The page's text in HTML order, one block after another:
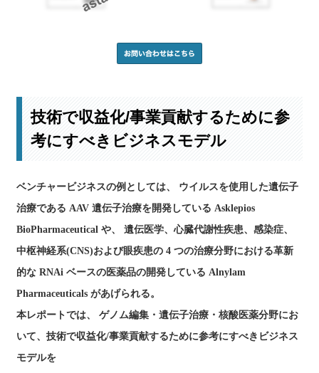
技術で収益化/事業貢献するために参
考にすべきビジネスモデル
ベンチャービジネスの例としては、 ウイルスを使用した遺伝子
治療である AAV 遺伝子治療を開発している Asklepios
BioPharmaceutical や、 遺伝医学、心臓代謝性疾患、感染症、
中枢神経系(CNS)および眼疾患の 4 つの治療分野における革新
的な RNAi ベースの医薬品の開発している Alnylam
Pharmaceuticals があげられる。
本レポートでは、 ゲノム編集・遺伝子治療・核酸医薬分野にお
いて、技術で収益化/事業貢献するために参考にすべきビジネス
モデルを